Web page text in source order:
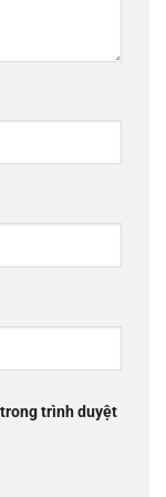
trình duyệt